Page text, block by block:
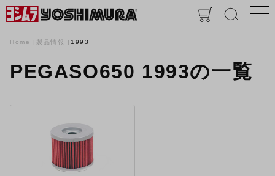
Home 製品情報 1993
PEGASO650 1993の一覧